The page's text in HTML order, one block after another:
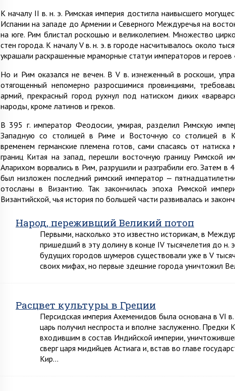
К началу II в. н. э. Римская империя достигла наивысшего
Испании на западе до Армении и Северного Междуречья на
на юге. Рим блистал роскошью и великолепием. Множество
стен города. К началу V в. н. э. в городе насчитывалось около
украшали раскрашенные мраморные статуи императоров и героев
Но и Рим оказался не вечен. В V в. изнеженный в роскоши,
отягощенный непомерно разросшимися провинциями,
армий, прекрасный город рухнул под натиском диких
народы, кроме латинов и греков.
В 395 г. император Феодосии, умирая, разделил Римскую
Западную со столицей в Риме и Восточную со столицей в
временем германские племена готов, сами спасаясь от
границ Китая на запад, перешли восточную границу Римской
Аларихом ворвались в Рим, разрушили и разграбили его. Затем в
был низложен последний римский император —
отосланы в Византию. Так закончилась эпоха Римской
Византийской, чья история по большей части развивалась и
Народ, переживщий Великий потоп
Первыми, насколько это известно историкам, в
пришедший в эту долину в конце IV тысячелетия до н.
будущих городов шумеров существовали уже в V
своих мифах, но первые здешние города уничтожил
Расцвет культуры в Греции
Персидская империя Ахеменидов была основана в VI
царь получил неспроста и вполне заслуженно. Предки
входившим в состав Индийской империи,
сверг царя мидийцев Астиага и, встав во главе
Кир…